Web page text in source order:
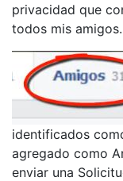
privacidad que
todos mis amigos.
identificados
agregado como
enviar una